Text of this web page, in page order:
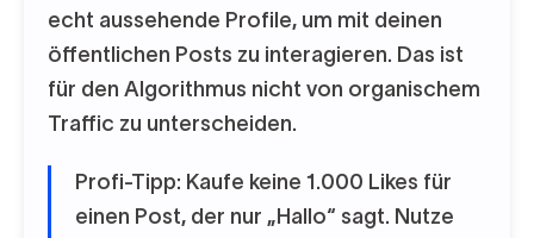
echt aussehende Profile, um mit deinen
öffentlichen Posts zu interagieren. Das ist
für den Algorithmus nicht von organischem
Traffic zu unterscheiden.
Profi-Tipp: Kaufe keine 1.000 Likes für
einen Post, der nur „Hallo“ sagt. Nutze